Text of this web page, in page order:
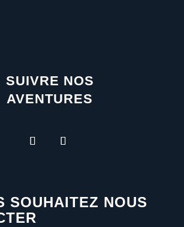
SUIVRE NOS
AVENTURES
SOUHAITEZ NOUS